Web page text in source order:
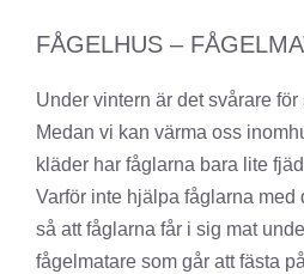
FÅGELHUS –
Under vintern är det svårare
Medan vi kan värma oss
kläder har fåglarna bara lite
Varför inte hjälpa fåglarna med
så att fåglarna får i sig mat
fågelmatare som går att fästa